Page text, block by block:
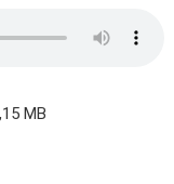
MB